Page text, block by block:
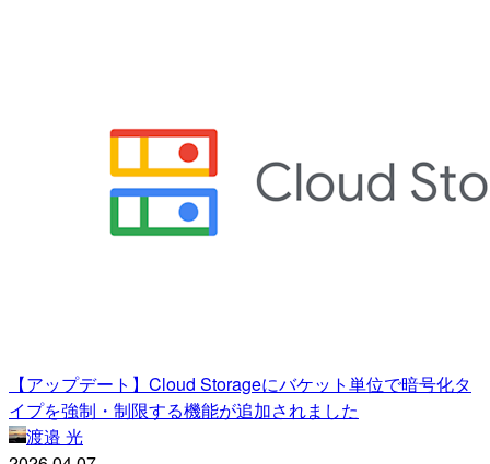
【アップデート】Cloud Storageにバケット単位で暗号化タ
イプを強制・制限する機能が追加されました
渡邉 光